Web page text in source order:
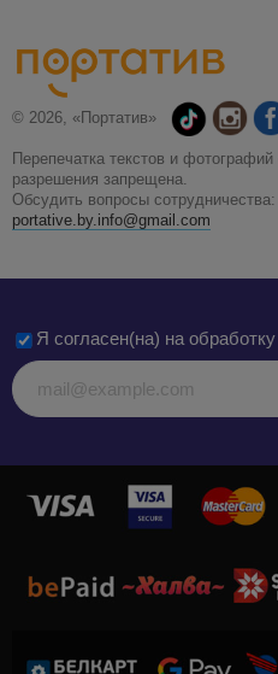
© 2026, «Портатив»
Перепечатка текстов и
разрешения запрещена.
Обсудить вопросы сотрудничества:
portative.by.info@gmail.com
Я согласен(на) на обработку